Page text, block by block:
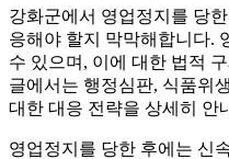
강화군에서 영업정지를 당
응해야 할지 막막해합니다.
수 있으며, 이에 대한 법적
글에서는 행정심판, 식품위
대한 대응 전략을 상세히 안
영업정지를 당한 후에는 신